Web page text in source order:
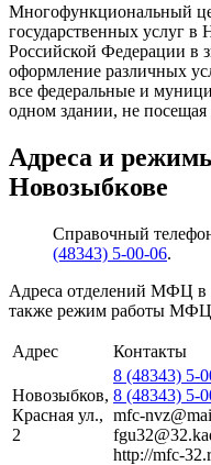
Многофункциональный
государственных услуг в
Российской Федерации в
оформление различных
все федеральные и
одном здании, не
Адреса и
Новозыбкове
Справочный
(48343) 5-00-06.
Адреса отделений МФЦ в
также режим работы МФЦ
Адрес Контакты
Новозыбков,
Красная ул.,
2
8 (48343) 5-
8 (48343) 5-
mfc-
http://mfc-